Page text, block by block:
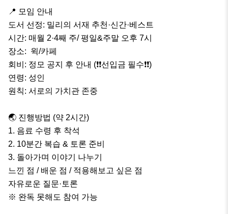
📍 모임 안내
도서 선정: 밀리의 서재 추천·신간·베스트
시간: 매월 2·4째 주/ 평일&주말 오후 7시
장소:  윅/카페
회비: 정모 공지 후 안내 (❗️❗️선입금 필수❗️❗️)
연령: 성인
원칙: 서로의 가치관 존중
🌏 진행방법 (약 2시간)
1. 음료 수령 후 착석
2. 10분간 복습 & 토론 준비
3. 돌아가며 이야기 나누기
느낀 점 / 배운 점 / 적용해보고 싶은 점
자유로운 질문·토론
※ 완독 못해도 참여 가능